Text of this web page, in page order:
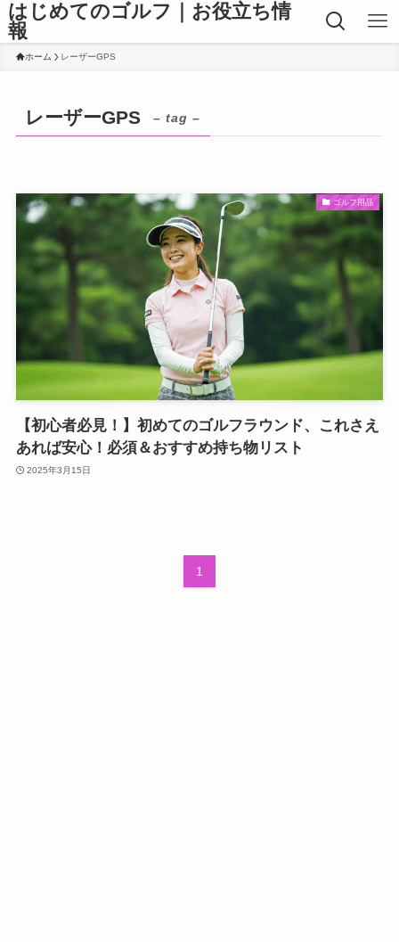
はじめてのゴルフ｜お役立ち情
報
ホーム レーザーGPS
レーザーGPS – tag –
ゴルフ用品
【初心者必見！】初めてのゴルフラウンド、これさえ
あれば安心！必須＆おすすめ持ち物リスト
2025年3月15日
1